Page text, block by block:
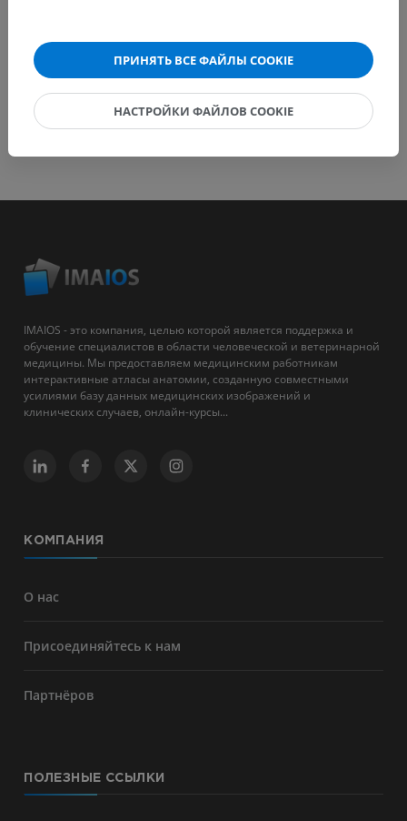
IMAIOS - это компания, целью которой является поддержка и
обучение специалистов в области человеческой и ветеринарной
медицины. Мы предоставляем медицинским работникам
интерактивные атласы анатомии, созданную совместными
усилиями базу данных медицинских изображений и
клинических случаев, онлайн-курсы...
КОМПАНИЯ
О нас
Присоединяйтесь к нам
Партнёров
ПОЛЕЗНЫЕ ССЫЛКИ
ПРИНЯТЬ ВСЕ ФАЙЛЫ COOKIE
НАСТРОЙКИ ФАЙЛОВ COOKIE